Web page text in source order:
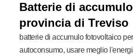
Batterie di
provincia di Treviso
batterie di accumulo fotovoltaico
autoconsumo, usare meglio